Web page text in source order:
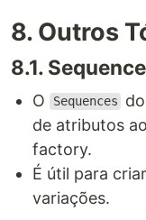
8. Outros
8.1.
O Sequences
de atributos
factory.
É útil para
variações.